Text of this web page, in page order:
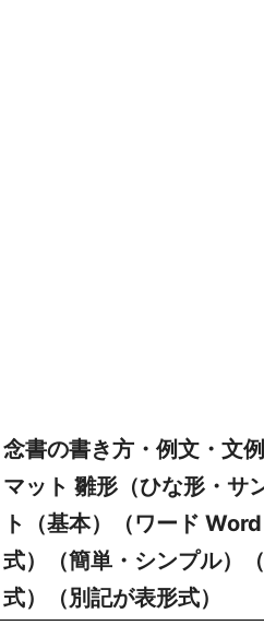
念書の書き方・例文・文
マット 雛形（ひな形・サ
ト（基本）（ワード
式）（簡単・シンプル）
式）（別記が表形式）